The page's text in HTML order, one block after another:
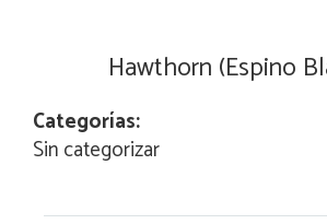
Hawthorn (Espino
Categorías:
Sin categorizar